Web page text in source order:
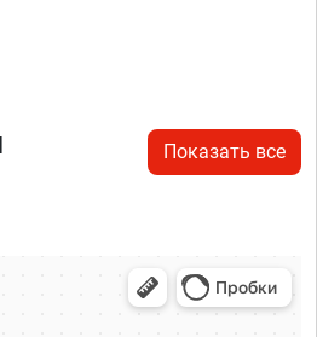
Показать все